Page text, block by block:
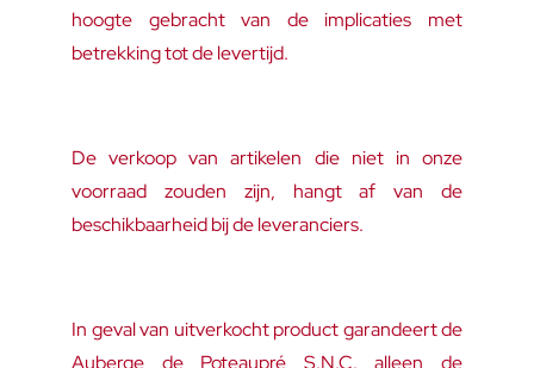
hoogte gebracht van de implicaties met
betrekking tot de levertijd.
De verkoop van artikelen die niet in onze
voorraad zouden zijn, hangt af van de
beschikbaarheid bij de leveranciers.
In geval van uitverkocht product garandeert de
Auberge de Poteaupré S.N.C. alleen de